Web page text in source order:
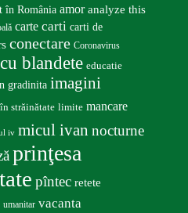
în România amor analyze this
carte carti carti de
conectare Coronavirus
blandete educatie
gradinita imagini
străinătate limite mancare
iv micul ivan nocturne
prinţesa
pîntec retete
umanitar vacanta